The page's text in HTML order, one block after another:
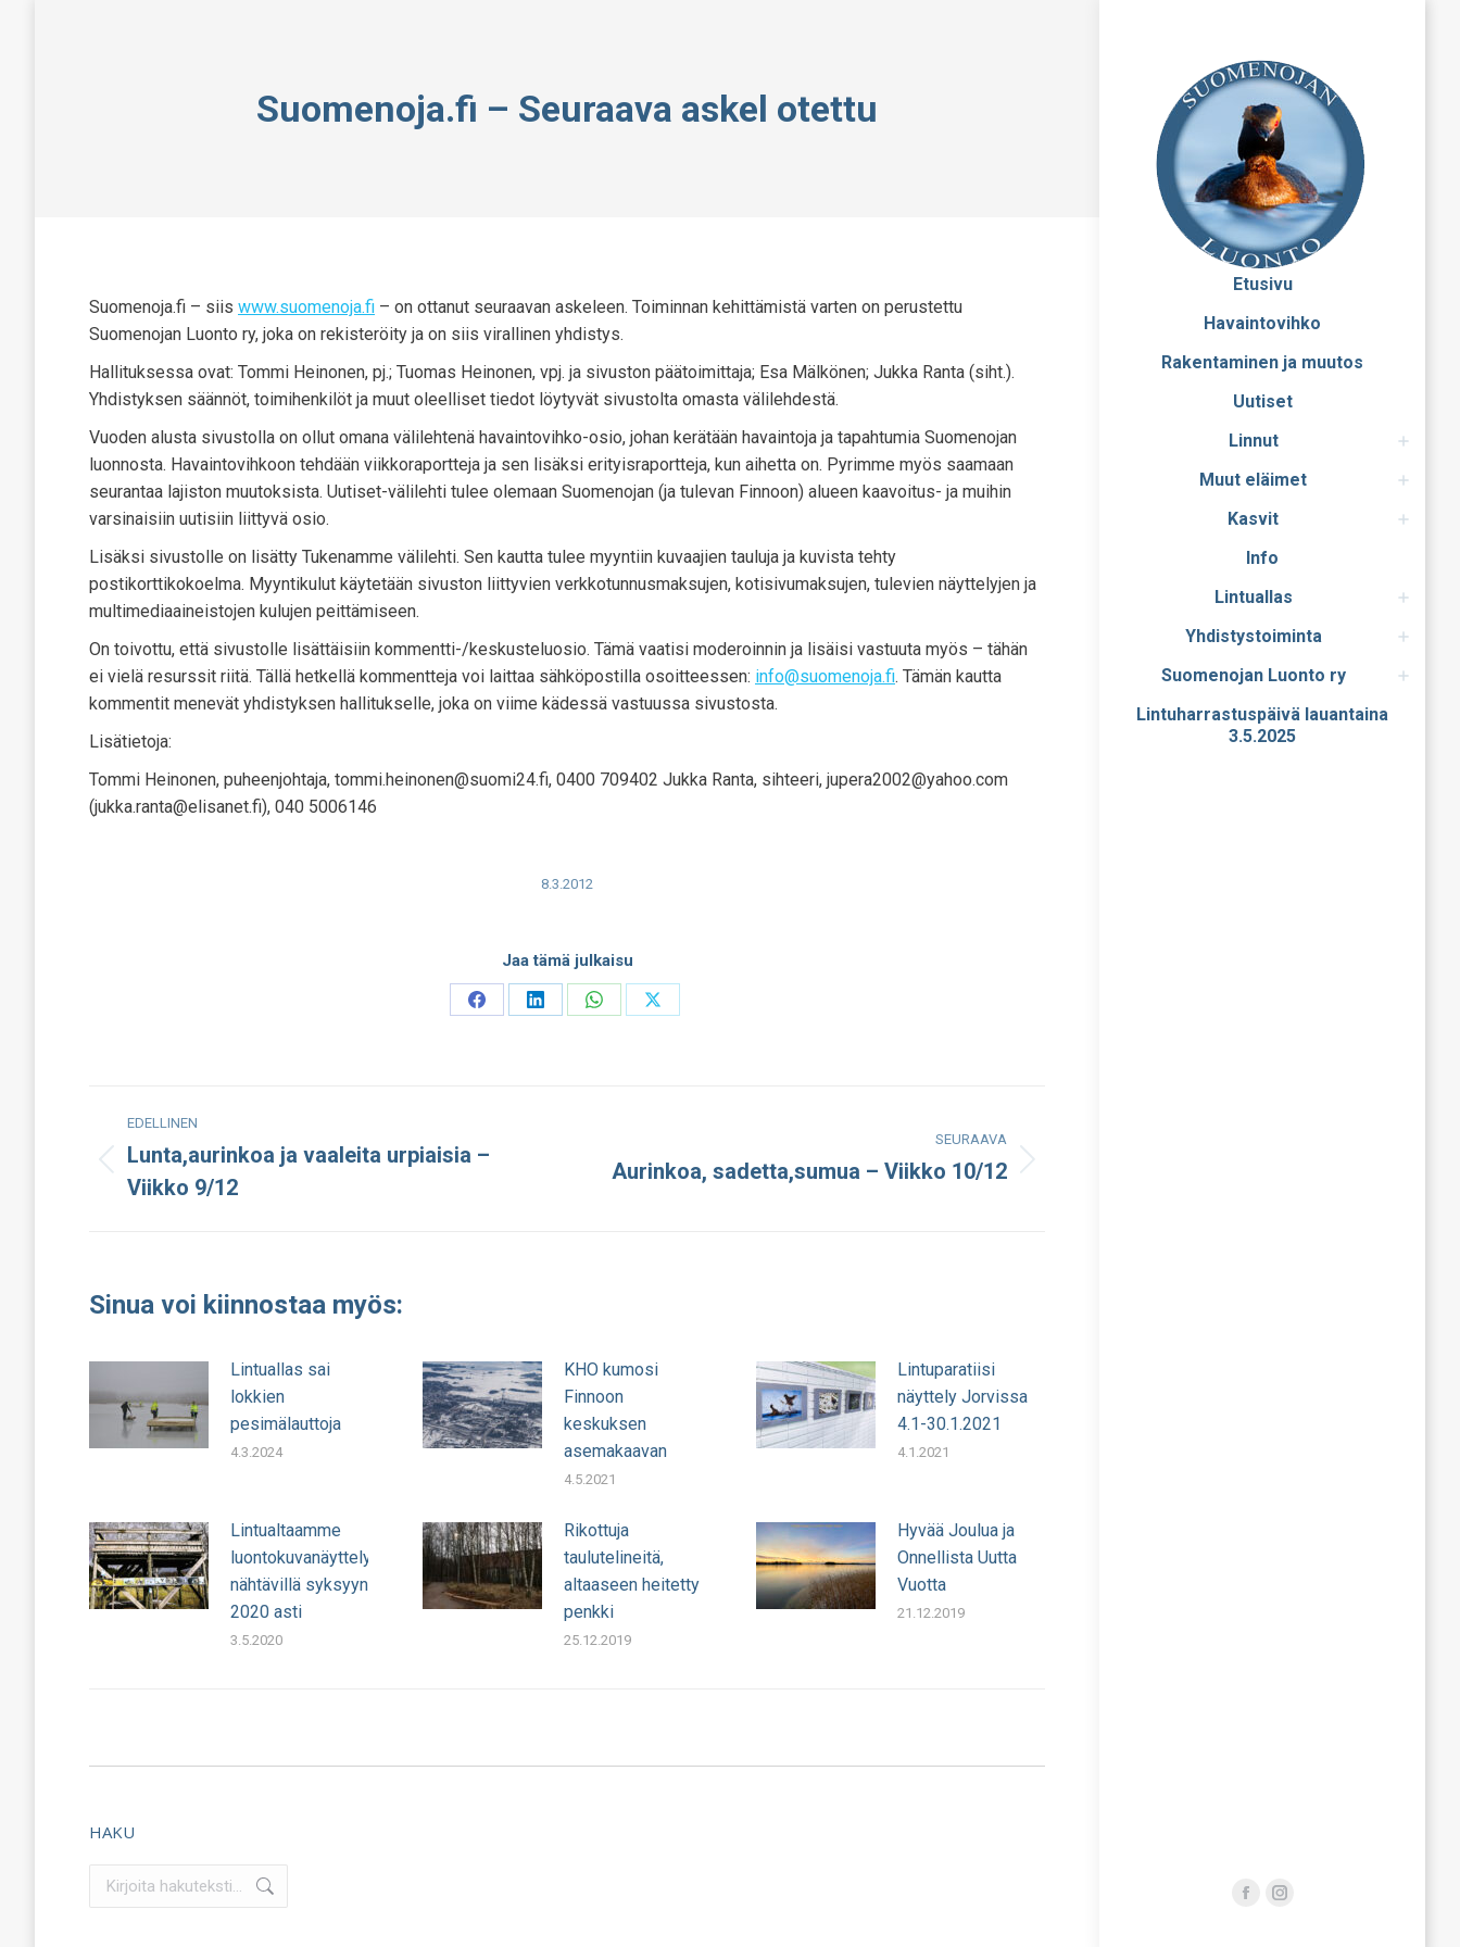
Etusivu
Havaintovihko
Rakentaminen ja muutos
Uutiset
Linnut
Muut eläimet
Kasvit
Info
Lintuallas
Yhdistystoiminta
Suomenojan Luonto ry
Lintuharrastuspäivä lauantaina
3.5.2025
FacebookInstagram
Suomenoja.fi – Seuraava askel otettu
Suomenoja.fi – siis www.suomenoja.fi – on ottanut seuraavan askeleen. Toiminnan kehittämistä varten on perustettu
Suomenojan Luonto ry, joka on rekisteröity ja on siis virallinen yhdistys.
Hallituksessa ovat: Tommi Heinonen, pj.; Tuomas Heinonen, vpj. ja sivuston päätoimittaja; Esa Mälkönen; Jukka Ranta (siht.).
Yhdistyksen säännöt, toimihenkilöt ja muut oleelliset tiedot löytyvät sivustolta omasta välilehdestä.
Vuoden alusta sivustolla on ollut omana välilehtenä havaintovihko-osio, johan kerätään havaintoja ja tapahtumia Suomenojan
luonnosta. Havaintovihkoon tehdään viikkoraportteja ja sen lisäksi erityisraportteja, kun aihetta on. Pyrimme myös saamaan
seurantaa lajiston muutoksista. Uutiset-välilehti tulee olemaan Suomenojan (ja tulevan Finnoon) alueen kaavoitus- ja muihin
varsinaisiin uutisiin liittyvä osio.
Lisäksi sivustolle on lisätty Tukenamme välilehti. Sen kautta tulee myyntiin kuvaajien tauluja ja kuvista tehty
postikorttikokoelma. Myyntikulut käytetään sivuston liittyvien verkkotunnusmaksujen, kotisivumaksujen, tulevien näyttelyjen ja
multimediaaineistojen kulujen peittämiseen.
On toivottu, että sivustolle lisättäisiin kommentti-/keskusteluosio. Tämä vaatisi moderoinnin ja lisäisi vastuuta myös – tähän
ei vielä resurssit riitä. Tällä hetkellä kommentteja voi laittaa sähköpostilla osoitteessen: info@suomenoja.fi. Tämän kautta
kommentit menevät yhdistyksen hallitukselle, joka on viime kädessä vastuussa sivustosta.
Lisätietoja:
Tommi Heinonen, puheenjohtaja, tommi.heinonen@suomi24.fi, 0400 709402 Jukka Ranta, sihteeri, jupera2002@yahoo.com
(jukka.ranta@elisanet.fi), 040 5006146
8.3.2012
Jaa tämä julkaisu
Share
Share
Share
Share
Post
navigation
EDELLINEN
Edellinen
julkaisu:
Lunta,aurinkoa ja vaaleita urpiaisia –
Viikko 9/12
SEURAAVA
Seuraava
Aurinkoa, sadetta,sumua – Viikko 10/12
Sinua voi kiinnostaa myös:
Lintuallas sai
lokkien
pesimälauttoja
4.3.2024
KHO kumosi
Finnoon
keskuksen
asemakaavan
4.5.2021
Lintuparatiisi
näyttely Jorvissa
4.1-30.1.2021
4.1.2021
Lintualtaamme
luontokuvanäyttely
nähtävillä syksyyn
2020 asti
3.5.2020
Rikottuja
taulutelineitä,
altaaseen heitetty
penkki
25.12.2019
Hyvää Joulua ja
Onnellista Uutta
Vuotta
21.12.2019
HAKU